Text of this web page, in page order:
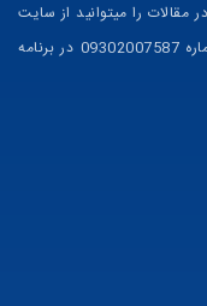
را میتوانید از سایت
و یا ارسال پیامک به شماره 09302007587 در برنامه